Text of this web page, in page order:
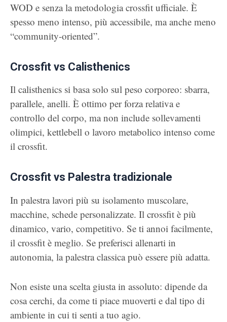
WOD e senza la metodologia crossfit ufficiale. È
spesso meno intenso, più accessibile, ma anche meno
“community-oriented”.
Crossfit vs Calisthenics
Il calisthenics si basa solo sul peso corporeo: sbarra,
parallele, anelli. È ottimo per forza relativa e
controllo del corpo, ma non include sollevamenti
olimpici, kettlebell o lavoro metabolico intenso come
il crossfit.
Crossfit vs Palestra tradizionale
In palestra lavori più su isolamento muscolare,
macchine, schede personalizzate. Il crossfit è più
dinamico, vario, competitivo. Se ti annoi facilmente,
il crossfit è meglio. Se preferisci allenarti in
autonomia, la palestra classica può essere più adatta.
Non esiste una scelta giusta in assoluto: dipende da
cosa cerchi, da come ti piace muoverti e dal tipo di
ambiente in cui ti senti a tuo agio.